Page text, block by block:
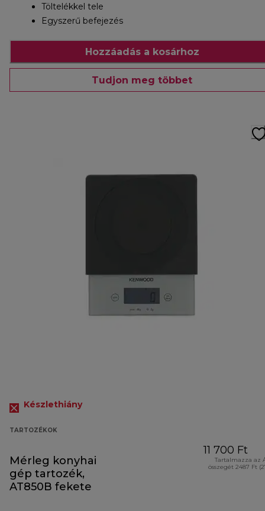
Töltelékkel tele
Egyszerű befejezés
Hozzáadás a kosárhoz
Tudjon meg többet
Készlethiány
TARTOZÉKOK
Mérleg konyhai
gép tartozék,
AT850B fekete
11 700 Ft
Tartalmazza az
összegét 2487 Ft